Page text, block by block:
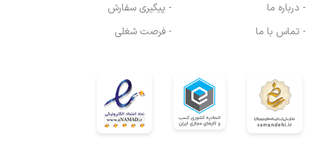
- درباره ما
- تماس با ما
- پیگیری سفارش
- فرصت شغلی